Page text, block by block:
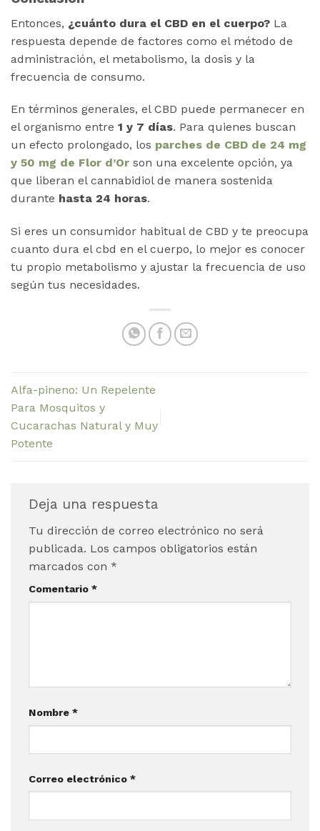
Entonces, ¿cuánto dura el CBD en el cuerpo? La
respuesta depende de factores como el método de
administración, el metabolismo, la dosis y la
frecuencia de consumo.
En términos generales, el CBD puede permanecer en
el organismo entre 1 y 7 días. Para quienes buscan
un efecto prolongado, los parches de CBD de 24 mg
y 50 mg de Flor d’Or son una excelente opción, ya
que liberan el cannabidiol de manera sostenida
durante hasta 24 horas​.
Si eres un consumidor habitual de CBD y te preocupa
cuanto dura el cbd en el cuerpo, lo mejor es conocer
tu propio metabolismo y ajustar la frecuencia de uso
según tus necesidades.
Alfa-pineno: Un Repelente
Para Mosquitos y
Cucarachas Natural y Muy
Potente
Deja una respuesta
Tu dirección de correo electrónico no será
publicada. Los campos obligatorios están
marcados con *
Comentario *
Nombre *
Correo electrónico *